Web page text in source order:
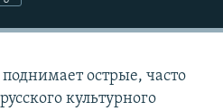
острые, часто
культурного